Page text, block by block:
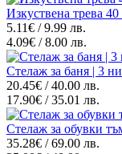
Изкуствена трева
5.11€ / 9.99 лв.
4.09€ / 8.00 лв.
Стелаж за баня | 3
20.45€ / 40.00 лв.
17.90€ / 35.01 лв.
Стелаж за обувки
35.28€ / 69.00 лв.